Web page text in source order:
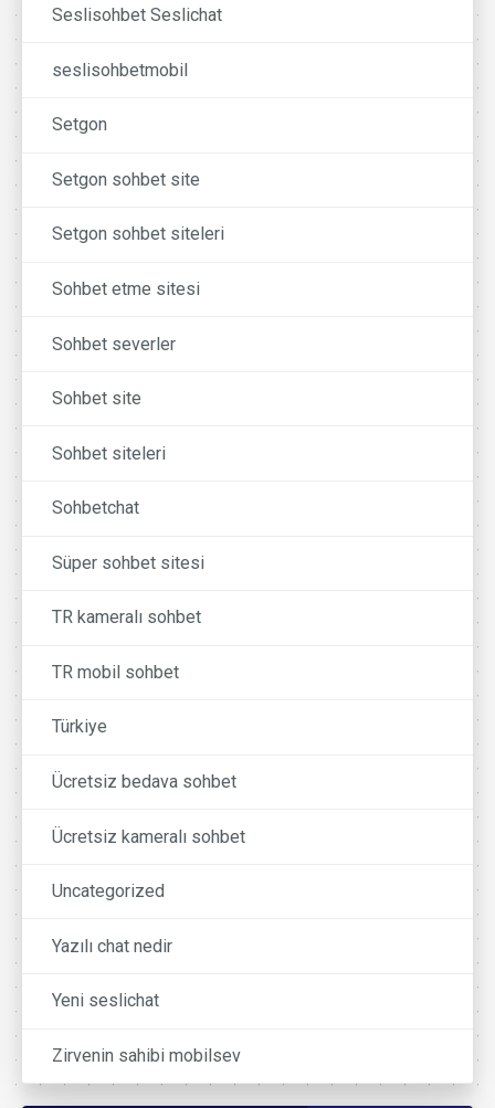
Seslisohbet Seslichat
seslisohbetmobil
Setgon
Setgon sohbet site
Setgon sohbet siteleri
Sohbet etme sitesi
Sohbet severler
Sohbet site
Sohbet siteleri
Sohbetchat
Süper sohbet sitesi
TR kameralı sohbet
TR mobil sohbet
Türkiye
Ücretsiz bedava sohbet
Ücretsiz kameralı sohbet
Uncategorized
Yazılı chat nedir
Yeni seslichat
Zirvenin sahibi mobilsev